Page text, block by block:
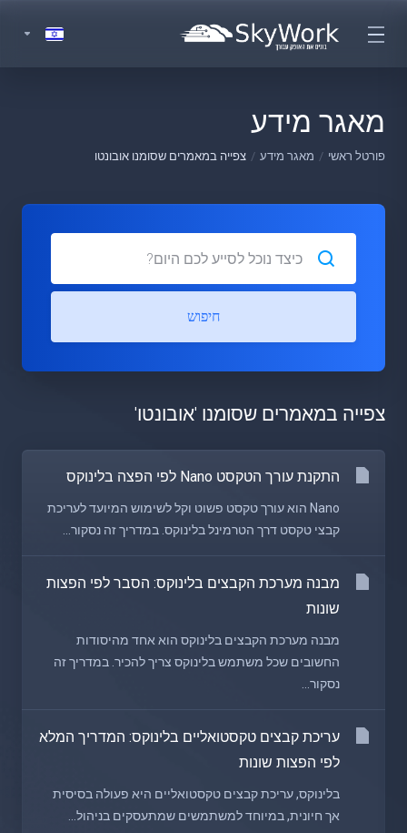
מאגר מידע
פורטל ראשי מאגר מידע צפייה במאמרים שסומנו אובונטו
חיפוש
צפייה במאמרים שסומנו 'אובונטו'
התקנת עורך הטקסט Nano לפי הפצה בלינוקס
Nano הוא עורך טקסט פשוט וקל לשימוש המיועד לעריכת
קבצי טקסט דרך הטרמינל בלינוקס. במדריך זה נסקור...
מבנה מערכת הקבצים בלינוקס: הסבר לפי הפצות
שונות
מבנה מערכת הקבצים בלינוקס הוא אחד מהיסודות
החשובים שכל משתמש בלינוקס צריך להכיר. במדריך זה
נסקור...
עריכת קבצים טקסטואליים בלינוקס: המדריך המלא
לפי הפצות שונות
בלינוקס, עריכת קבצים טקסטואליים היא פעולה בסיסית
אך חיונית, במיוחד למשתמשים שמתעסקים בניהול...